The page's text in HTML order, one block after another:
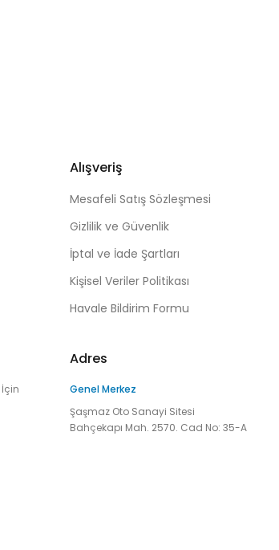
Alışveriş
Mesafeli Satış Sözleşmesi
Gizlilik ve Güvenlik
İptal ve İade Şartları
Kişisel Veriler Politikası
Havale Bildirim Formu
Adres
Genel Merkez
Şaşmaz Oto Sanayi Sitesi
Bahçekapı Mah. 2570. Cad No: 35-A